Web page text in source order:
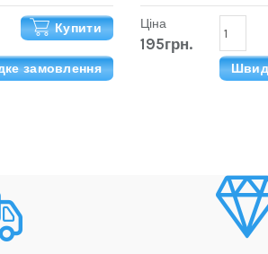
Купити
замовлення
Ціна
195грн.